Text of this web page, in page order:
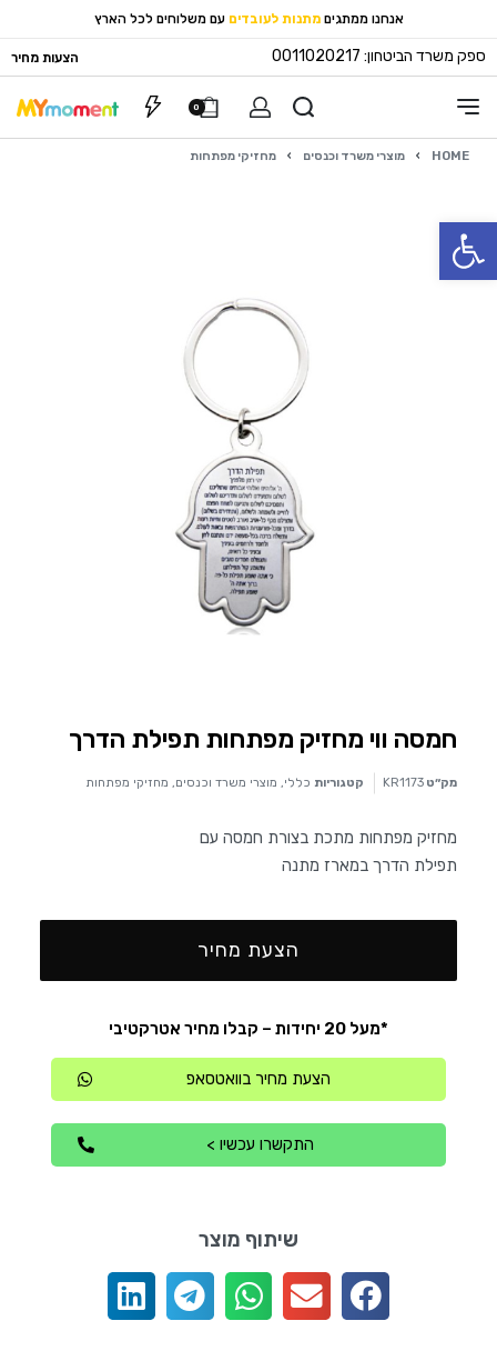
פתח סרגל נגישות
אנחנו ממתגים מתנות לעובדים עם משלוחים לכל הארץ
ספק משרד הביטחון: 0011020217 הצעות מחיר
0
HOME
› מוצרי משרד וכנסים › מחזיקי מפתחות
חמסה ווי מחזיק מפתחות תפילת הדרך
מק״ט KR1173 קטגוריות כללי, מוצרי משרד וכנסים, מחזיקי מפתחות
מחזיק מפתחות מתכת בצורת חמסה עם
תפילת הדרך במארז מתנה
הצעת מחיר
*מעל 20 יחידות – קבלו מחיר אטרקטיבי
הצעת מחיר בוואטסאפ
התקשרו עכשיו >
שיתוף מוצר